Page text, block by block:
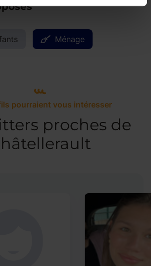
Ménage
pourraient vous intéresser
proches de